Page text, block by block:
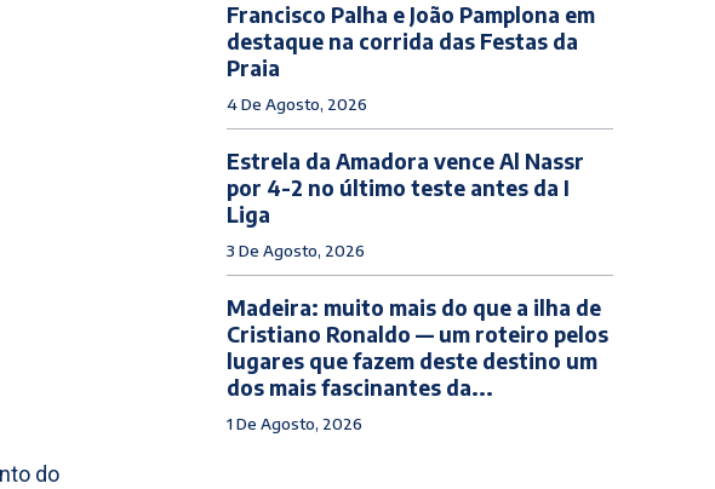
do
Francisco Palha e João Pamplona em
destaque na corrida das Festas da
Praia
4 De Agosto, 2026
Estrela da Amadora vence Al Nassr
por 4-2 no último teste antes da I
Liga
3 De Agosto, 2026
Madeira: muito mais do que a ilha de
Cristiano Ronaldo — um roteiro pelos
lugares que fazem deste destino um
dos mais fascinantes da...
1 De Agosto, 2026